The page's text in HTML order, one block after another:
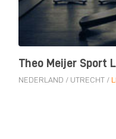
Theo Meijer Sport
NEDERLAND / UTRECHT /